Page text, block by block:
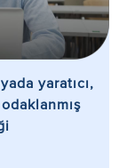
yaratıcı,